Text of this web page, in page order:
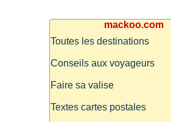
mackoo.com
Toutes les destinations
Conseils aux voyageurs
Faire sa valise
Textes cartes postales